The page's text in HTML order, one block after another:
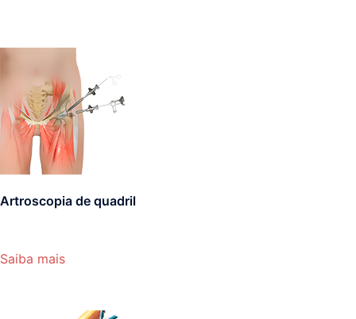
Artroscopia de quadril
Saiba mais